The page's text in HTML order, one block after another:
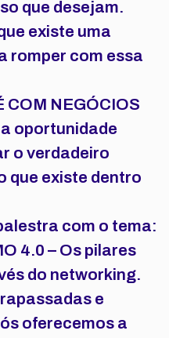
que desejam.
existe uma
romper com essa
COM NEGÓCIOS
oportunidade
o verdadeiro
que existe dentro
com o tema:
4.0 – Os pilares
do networking.
e
oferecemos a